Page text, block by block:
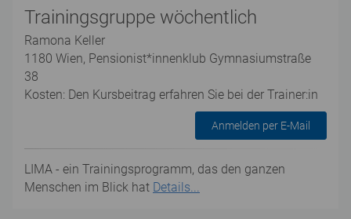
Trainingsgruppe wöchentlich
Ramona Keller
1180 Wien, Pensionist*innenklub Gymnasiumstraße
38
Kosten: Den Kursbeitrag erfahren Sie bei der Trainer:in
Anmelden per E-Mail
LIMA - ein Trainingsprogramm, das den ganzen
Menschen im Blick hat Details...